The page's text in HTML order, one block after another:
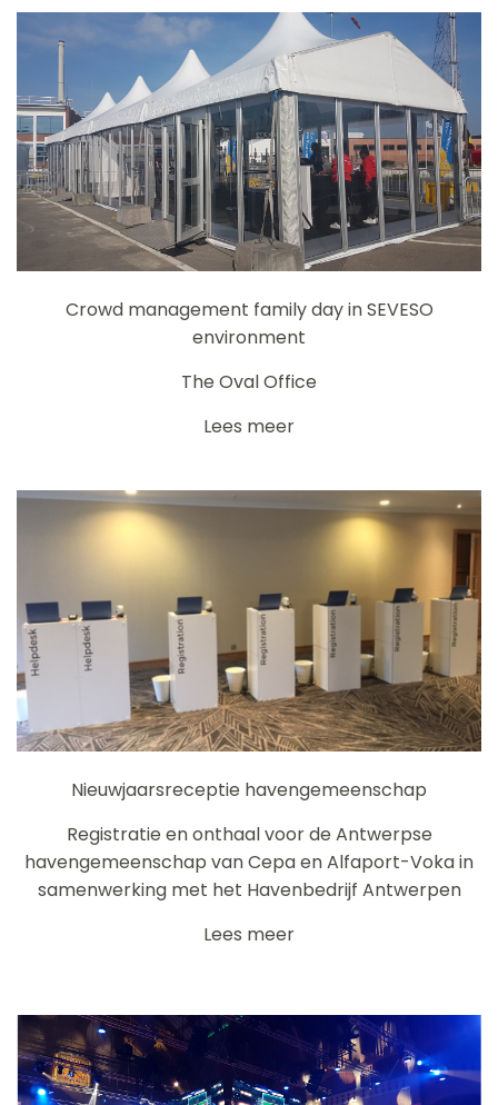
Crowd management family day in SEVESO
environment
The Oval Office
Lees meer
Nieuwjaarsreceptie havengemeenschap
Registratie en onthaal voor de Antwerpse
havengemeenschap van Cepa en Alfaport-Voka in
samenwerking met het Havenbedrijf Antwerpen
Lees meer